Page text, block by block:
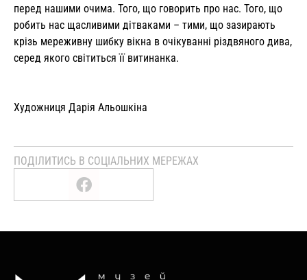
перед нашими очима. Того, що говорить про нас. Того, що
робить нас щасливими дітваками – тими, що зазирають
крізь мереживну шибку вікна в очікуванні різдвяного дива,
серед якого світиться її витинанка.
Художниця Дарія Альошкіна
ПОДІЛИТИСЬ В СОЦІАЛЬНИХ МЕРЕЖАХ